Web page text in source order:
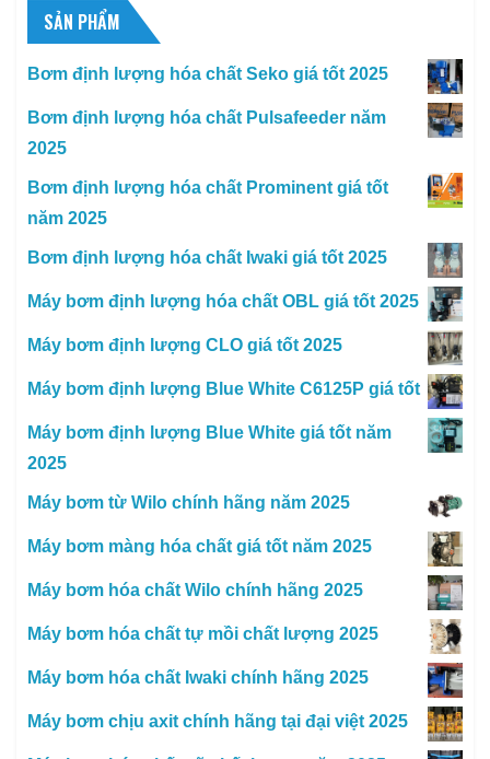
SẢN PHẨM
Bơm định lượng hóa chất Seko giá tốt 2025
Bơm định lượng hóa chất Pulsafeeder năm
2025
Bơm định lượng hóa chất Prominent giá tốt
năm 2025
Bơm định lượng hóa chất Iwaki giá tốt 2025
Máy bơm định lượng hóa chất OBL giá tốt 2025
Máy bơm định lượng CLO giá tốt 2025
Máy bơm định lượng Blue White C6125P giá tốt
Máy bơm định lượng Blue White giá tốt năm
2025
Máy bơm từ Wilo chính hãng năm 2025
Máy bơm màng hóa chất giá tốt năm 2025
Máy bơm hóa chất Wilo chính hãng 2025
Máy bơm hóa chất tự mồi chất lượng 2025
Máy bơm hóa chất Iwaki chính hãng 2025
Máy bơm chịu axit chính hãng tại đại việt 2025